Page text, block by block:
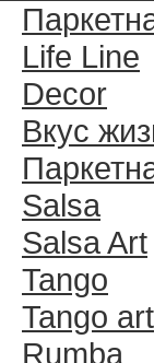
Life Line
Decor
Вкус
Salsa
Salsa Art
Tango
Tango art
Rumba